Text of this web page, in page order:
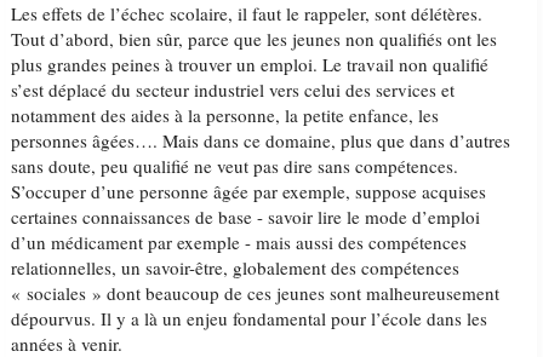
Les effets de l’échec scolaire, il faut le rappeler, sont délétères.
Tout d’abord, bien sûr, parce que les jeunes non qualifiés ont les
plus grandes peines à trouver un emploi. Le travail non qualifié
s’est déplacé du secteur industriel vers celui des services et
notamment des aides à la personne, la petite enfance, les
personnes âgées…. Mais dans ce domaine, plus que dans d’autres
sans doute, peu qualifié ne veut pas dire sans compétences.
S’occuper d’une personne âgée par exemple, suppose acquises
certaines connaissances de base - savoir lire le mode d’emploi
d’un médicament par exemple - mais aussi des compétences
relationnelles, un savoir-être, globalement des compétences
« sociales » dont beaucoup de ces jeunes sont malheureusement
dépourvus. Il y a là un enjeu fondamental pour l’école dans les
années à venir.